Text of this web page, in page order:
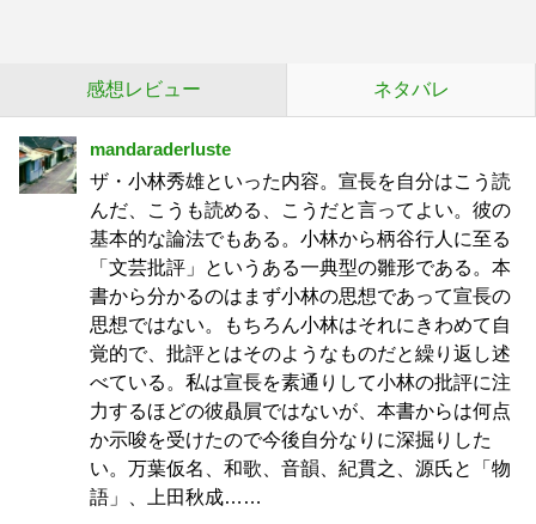
感想レビュー ネタバレ
mandaraderluste
ザ・小林秀雄といった内容。宣長を自分はこう読
んだ、こうも読める、こうだと言ってよい。彼の
基本的な論法でもある。小林から柄谷行人に至る
「文芸批評」というある一典型の雛形である。本
書から分かるのはまず小林の思想であって宣長の
思想ではない。もちろん小林はそれにきわめて自
覚的で、批評とはそのようなものだと繰り返し述
べている。私は宣長を素通りして小林の批評に注
力するほどの彼贔屓ではないが、本書からは何点
か示唆を受けたので今後自分なりに深掘りした
い。万葉仮名、和歌、音韻、紀貫之、源氏と「物
語」、上田秋成……